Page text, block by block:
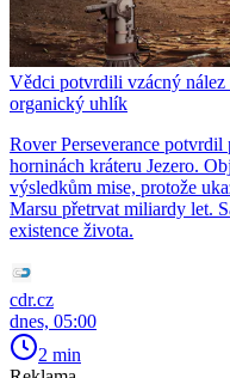
Vědci potvrdili vzácný nález
organický uhlík
Rover Perseverance
horninách kráteru Jezero.
výsledkům mise, protože
Marsu přetrvat miliardy let.
existence života.
cdr.cz
dnes, 05:00
2 min